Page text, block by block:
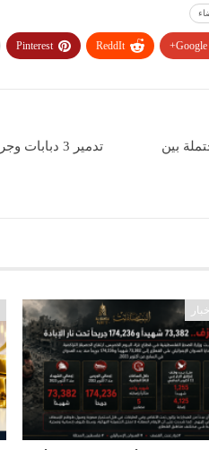
Google+
ReddIt
Pinterest
بين
تدمير 3 دبابات وجرافة إسرائيلية وتصعيد للمقاومة في غزة